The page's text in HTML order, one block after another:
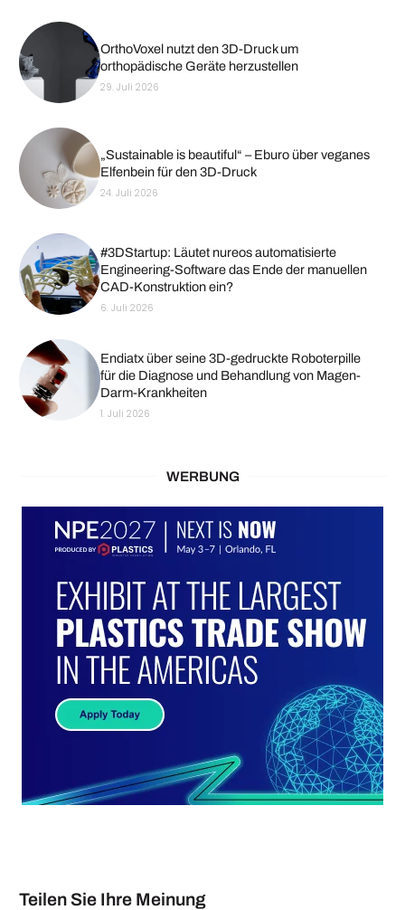
OrthoVoxel nutzt den 3D-Druck um
orthopädische Geräte herzustellen
29. Juli 2026
„Sustainable is beautiful“ – Eburo über veganes
Elfenbein für den 3D-Druck
24. Juli 2026
#3DStartup: Läutet nureos automatisierte
Engineering-Software das Ende der manuellen
CAD-Konstruktion ein?
6. Juli 2026
Endiatx über seine 3D-gedruckte Roboterpille
für die Diagnose und Behandlung von Magen-
Darm-Krankheiten
1. Juli 2026
WERBUNG
Teilen Sie Ihre Meinung